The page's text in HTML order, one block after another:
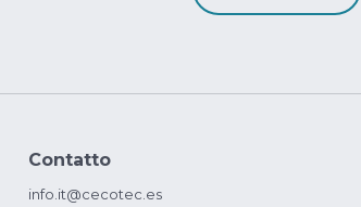
Contatto
info.it@cecotec.es